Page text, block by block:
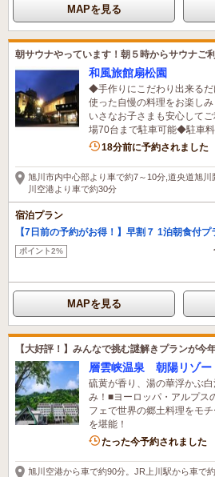
MAPを見る
朝サウナやっています！朝５時からサウナご
和風旅館扇松園
◆手作りにこだわり出来る
使った自慢の料理をお楽し
いさなお子さまも安心して
場70台まで駐車可能◆駐車
2名がこの宿を見ています
18分前に予約されました
旭川市内中心部より車で約7～10分,道央道旭
川空港より車で約30分
宿泊プラン
【7日前の予約がお得！】早割７ 1泊朝食付プ
ポイント2%
MAPを見る
【大好評！】みんなで挑む謎解きプランが今
層雲峡温泉 朝陽リゾー
硫黄が香り、湯の華浮かぶ
み！■ヨーロッパ・アルプス
フェで世界の郷土料理をモ
を堪能！
4名がこの宿を見ています
たった今予約されました
旭川空港から車で約90分。JR上川駅から車で